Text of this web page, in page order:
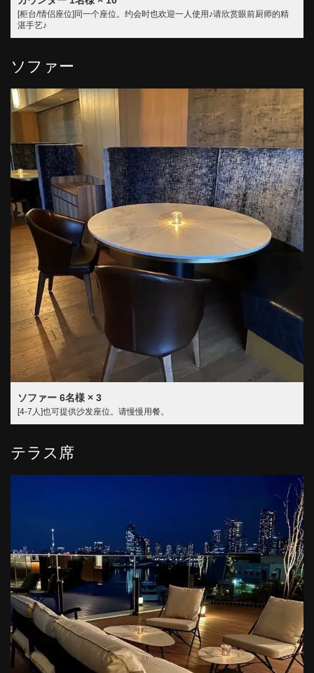
[柜台/情侣座位]同一个座位。约会时也欢迎一人使用♪请欣赏眼前厨师的精
湛手艺♪
ソファー
ソファー 6名様 × 3
[4-7人]也可提供沙发座位。请慢慢用餐。
テラス席
座位 | 宮崎牛専門店 銀座みやちく 竹芝店 ベイエリア 個
室×ディナー【品川・浜松町】
東京都港区海岸１丁目10番30号タワー棟4階
https://ginzamiyachiku-takeshiba.owst.jp/seats
お店情報をコピー
閉じる